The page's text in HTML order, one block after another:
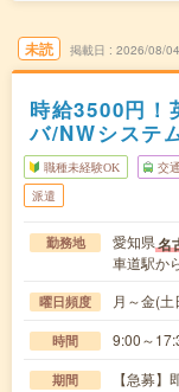
未読 掲載日 2026/08/04
時給3500円！
バ/NWシステ
職種未経験OK 交
派遣
勤務地 愛知県名
車道駅か
曜日頻度 月～金(土
時間 9:00～
期間 【急募